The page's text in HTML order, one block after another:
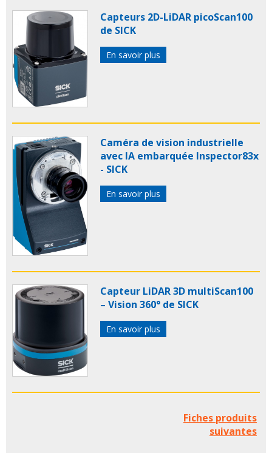
Capteurs 2D-LiDAR picoScan100
de SICK
En savoir plus
Caméra de vision industrielle
avec IA embarquée Inspector83x
- SICK
En savoir plus
Capteur LiDAR 3D multiScan100
– Vision 360° de SICK
En savoir plus
Fiches produits
suivantes